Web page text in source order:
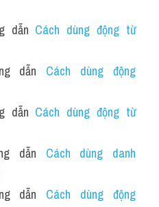
dẫn Cách dùng động từ
dẫn Cách dùng động
dẫn Cách dùng động từ
dẫn Cách dùng danh
dẫn Cách dùng động